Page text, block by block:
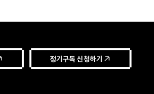
정기구독 신청하기